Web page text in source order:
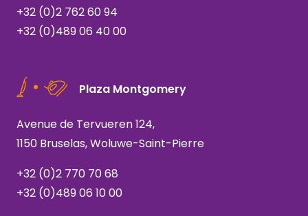
+32 (0)2 762 60 94
+32 (0)489 06 40 00
Plaza Montgomery
Avenue de Tervueren 124,
1150 Bruselas, Woluwe-Saint-Pierre
+32 (0)2 770 70 68
+32 (0)489 06 10 00